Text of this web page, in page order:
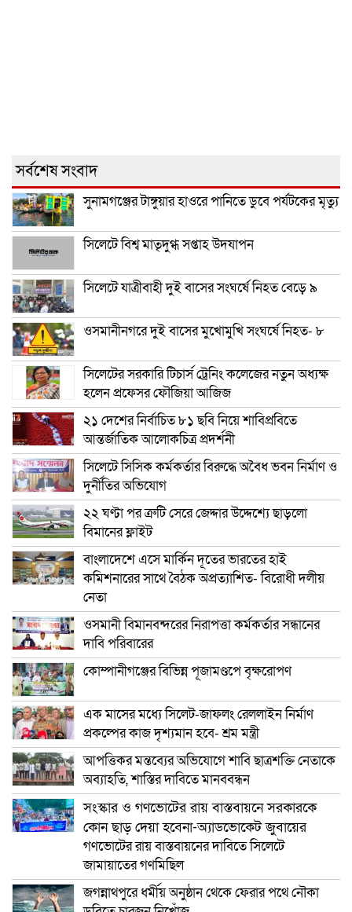
সর্বশেষ সংবাদ
সুনামগঞ্জের টাঙ্গুয়ার হাওরে পানিতে ডুবে পর্যটকের মৃত্যু
সিলেটে বিশ্ব মাতৃদুগ্ধ সপ্তাহ উদযাপন
সিলেটে যাত্রীবাহী দুই বাসের সংঘর্ষে নিহত বেড়ে ৯
ওসমানীনগরে দুই বাসের মুখোমুখি সংঘর্ষে নিহত- ৮
সিলেটের সরকারি টিচার্স ট্রেনিং কলেজের নতুন অধ্যক্ষ
হলেন প্রফেসর ফৌজিয়া আজিজ
২১ দেশের নির্বাচিত ৮১ ছবি নিয়ে শাবিপ্রবিতে
আন্তর্জাতিক আলোকচিত্র প্রদর্শনী
সিলেটে সিসিক কর্মকর্তার বিরুদ্ধে অবৈধ ভবন নির্মাণ ও
দুর্নীতির অভিযোগ
২২ ঘণ্টা পর ত্রুটি সেরে জেদ্দার উদ্দেশ্যে ছাড়লো
বিমানের ফ্লাইট
বাংলাদেশে এসে মার্কিন দূতের ভারতের হাই
কমিশনারের সাথে বৈঠক অপ্রত্যাশিত- বিরোধী দলীয়
নেতা
ওসমানী বিমানবন্দরের নিরাপত্তা কর্মকর্তার সন্ধানের
দাবি পরিবারের
কোম্পানীগঞ্জের বিভিন্ন পূজামণ্ডপে বৃক্ষরোপণ
এক মাসের মধ্যে সিলেট-জাফলং রেললাইন নির্মাণ
প্রকল্পের কাজ দৃশ্যমান হবে- শ্রম মন্ত্রী
আপত্তিকর মন্তব্যের অভিযোগে শাবি ছাত্রশক্তি নেতাকে
অব্যাহতি, শাস্তির দাবিতে মানববন্ধন
সংস্কার ও গণভোটের রায় বাস্তবায়নে সরকারকে
কোন ছাড় দেয়া হবেনা-অ্যাডভোকেট জুবায়ের
গণভোটের রায় বাস্তবায়নের দাবিতে সিলেটে
জামায়াতের গণমিছিল
জগন্নাথপুরে ধর্মীয় অনুষ্ঠান থেকে ফেরার পথে নৌকা